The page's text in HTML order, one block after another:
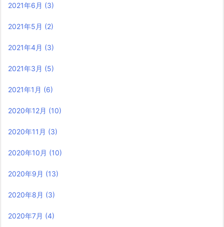
2021年6月 (3)
2021年5月 (2)
2021年4月 (3)
2021年3月 (5)
2021年1月 (6)
2020年12月 (10)
2020年11月 (3)
2020年10月 (10)
2020年9月 (13)
2020年8月 (3)
2020年7月 (4)